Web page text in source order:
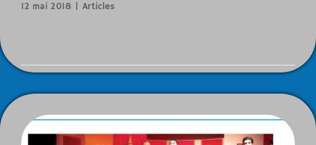
12 mai 2018 Articles